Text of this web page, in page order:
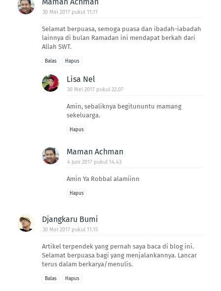
30 Mei 2017 pukul 11.11
Selamat berpuasa, semoga puasa dan ibadah-iabadah
lainnya di bulan Ramadan ini mendapat berkah dari
Allah SWT.
Balas Hapus
Lisa Nel
30 Mei 2017 pukul 22.07
Amin, sebaliknya begitununtu mamang
sekeluarga.
Hapus
Maman Achman
4 Juni 2017 pukul 14.43
Amin Ya Robbal alamiinn
Hapus
Djangkaru Bumi
30 Mei 2017 pukul 11.15
Artikel terpendek yang pernah saya baca di blog ini.
Selamat berpuasa bagi yang menjalankannya. Lancar
terus dalam berkarya/menulis.
Balas Hapus